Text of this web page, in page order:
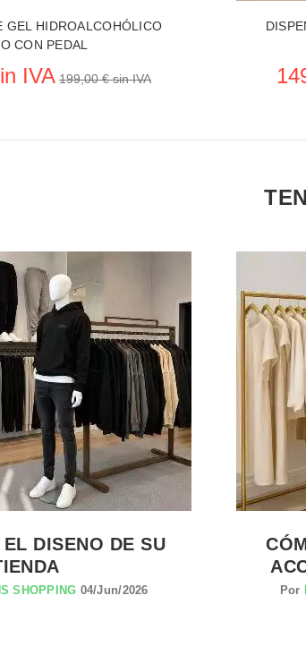
GEL HIDROALCOHÓLICO
CON PEDAL
IVA 199,00 € sin IVA
SISTEMAS DE SEGURIDAD
DISENO DE SU
SHOPPING 04/Jun/2026 Por